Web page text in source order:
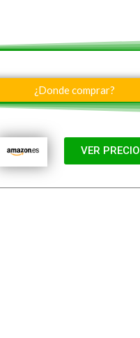
¿Donde comprar?
VER PRECIO